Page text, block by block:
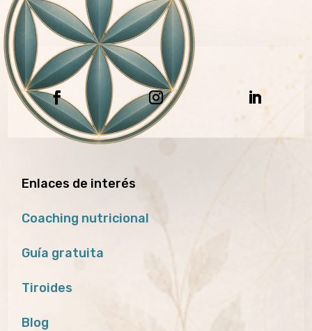
Enlaces de interés
Coaching nutricional
Guía gratuita
Tiroides
Blog